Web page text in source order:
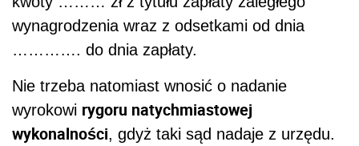
wynagrodzenia wraz z odsetkami od dnia
…………. do dnia zapłaty.
Nie trzeba natomiast wnosić o nadanie
wyrokowi rygoru natychmiastowej
wykonalności, gdyż taki sąd nadaje z urzędu.